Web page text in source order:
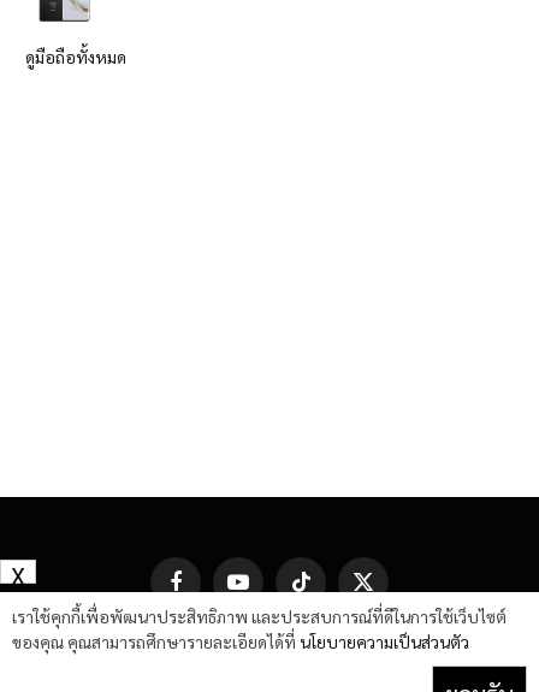
ดูมือถือทั้งหมด
FacebookYouTube TikTok
X
(Twitter)
เราใช้คุกกี้เพื่อพัฒนาประสิทธิภาพ และประสบการณ์ที่ดีในการใช้เว็บไซต์
ของคุณ คุณสามารถศึกษารายละเอียดได้ที่ นโยบายความเป็นส่วนตัว
X